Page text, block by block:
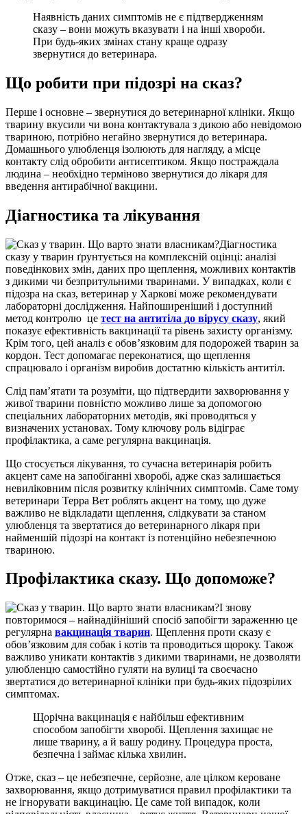
Наявність даних симптомів не є підтвердженням
сказу – вони можуть вказувати і на інші хвороби.
При будь-яких змінах стану краще одразу
звернутися до ветеринара.
Що робити при підозрі на сказ?
Перше і основне – звернутися до ветеринарної клініки. Якщо
тварину вкусили чи вона контактувала з дикою або невідомою
твариною, потрібно негайно звернутися до ветеринара.
Домашнього улюбленця ізолюють для нагляду, а місце
контакту слід обробити антисептиком. Якщо постраждала
людина – необхідно терміново звернутися до лікаря для
введення антирабічної вакцини.
Діагностика та лікування
Діагностика
сказу у тварин ґрунтується на комплексній оцінці: аналізі
поведінкових змін, даних про щеплення, можливих контактів
з дикими чи безпритульними тваринами. У випадках, коли є
підозра на сказ, ветеринар у Харкові може рекомендувати
лабораторні дослідження. Найпоширеніший і доступний
метод контролю це тест на антитіла до вірусу сказу, який
показує ефективність вакцинації та рівень захисту організму.
Крім того, цей аналіз є обов’язковим для подорожей тварин за
кордон. Тест допомагає переконатися, що щеплення
спрацювало і організм виробив достатню кількість антитіл.
Слід пам’ятати та розуміти, що підтвердити захворювання у
живої тварини повністю можливо лише за допомогою
спеціальних лабораторних методів, які проводяться у
визначених установах. Тому ключову роль відіграє
профілактика, а саме регулярна вакцинація.
Що стосується лікування, то сучасна ветеринарія робить
акцент саме на запобіганні хворобі, адже сказ залишається
невиліковним після розвитку клінічних симптомів. Саме тому
ветеринари Терра Вет роблять акцент на тому, що дуже
важливо не відкладати щеплення, слідкувати за станом
улюбленця та звертатися до ветеринарного лікаря при
найменшій підозрі на контакт із потенційно небезпечною
твариною.
Профілактика сказу. Що допоможе?
І знову
повторимося – найнадійніший спосіб запобігти зараженню це
регулярна вакцинація тварин. Щеплення проти сказу є
обов’язковим для собак і котів та проводиться щороку. Також
важливо уникати контактів з дикими тваринами, не дозволяти
улюбленцю самостійно гуляти на вулиці та своєчасно
звертатися до ветеринарної клініки при будь-яких підозрілих
симптомах.
Щорічна вакцинація є найбільш ефективним
способом запобігти хворобі. Щеплення захищає не
лише тварину, а й вашу родину. Процедура проста,
безпечна і займає кілька хвилин.
Отже, сказ – це небезпечне, серйозне, але цілком кероване
захворювання, якщо дотримуватися правил профілактики та
не ігнорувати вакцинацію. Це саме той випадок, коли